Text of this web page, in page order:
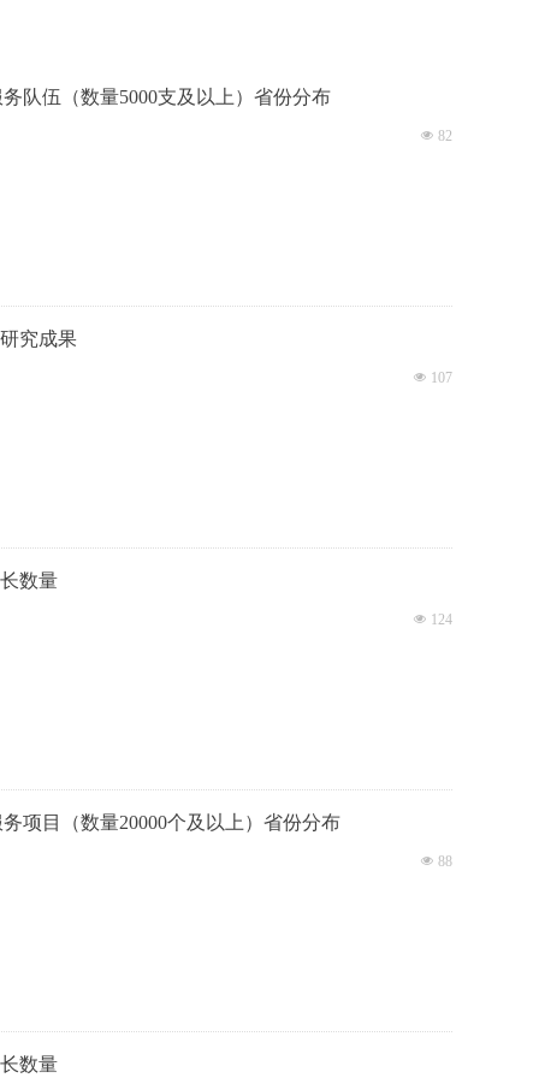
队伍（数量5000支及以上）省份分布
넶 82
究成果
넶 107
数量
넶 124
项目（数量20000个及以上）省份分布
넶 88
数量